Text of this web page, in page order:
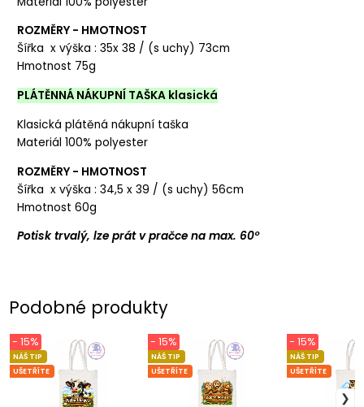
ROZMĚRY - HMOTNOST
Šířka x výška : 35x 38 / (s uchy) 73cm
Hmotnost 75g
PLÁTĚNNÁ NÁKUPNÍ TAŠKA klasická
Klasická plátěná nákupní taška
Materiál 100% polyester
ROZMĚRY - HMOTNOST
Šířka x výška : 34,5 x 39 / (s uchy) 56cm
Hmotnost 60g
Potisk trvalý, lze prát v pračce na max. 60°
Podobné produkty
NÁŠ TIP
UŠETŘÍTE
- 15%
NÁŠ TIP
UŠETŘÍTE
- 15%
NÁŠ TIP
UŠETŘÍTE
- 15%